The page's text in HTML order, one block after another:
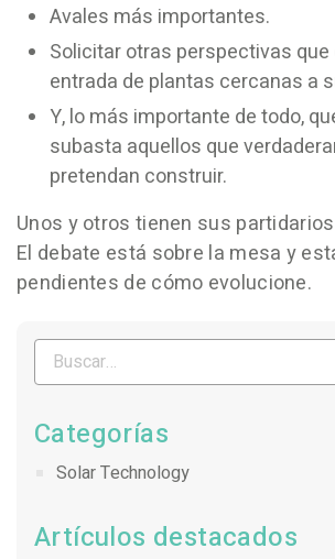
Avales más importantes.
Solicitar otras perspectivas
entrada de plantas cercanas a
Y, lo más importante de todo,
subasta aquellos que
pretendan construir.
Unos y otros tienen sus
El debate está sobre la mesa y
pendientes de cómo evolucione.
Categorías
Solar Technology
Artículos destacados